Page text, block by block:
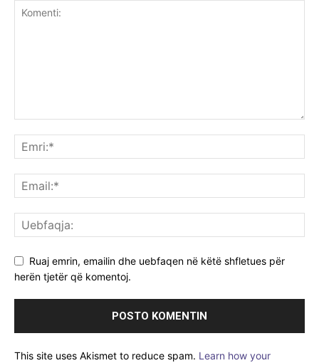
Ruaj emrin, emailin dhe uebfaqen në këtë shfletues për
herën tjetër që komentoj.
This site uses Akismet to reduce spam. Learn how your